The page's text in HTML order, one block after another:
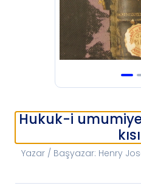
Hukuk-i
Yazar / Başyazar: Henry